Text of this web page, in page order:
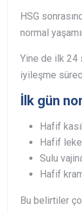
HSG
normal
Yine de ilk 24
iyileşme
İlk gün
Hafif
Hafif
Sulu
Hafif
Bu belirtiler